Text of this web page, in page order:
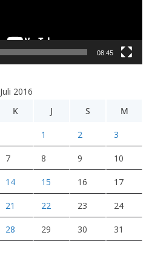
08:45
Juli 2016
K J S M
1 2 3
7 8 9 10
14 15 16 17
21 22 23 24
28 29 30 31